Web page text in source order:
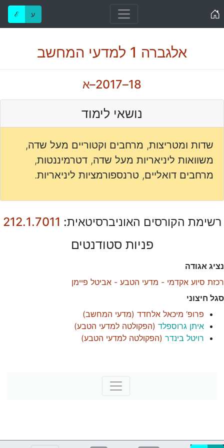
ℰ ע
אלגברה 1 למדעי המחשב
18–2017–א
נושאי לימוד
שדות ומטריצות, מרחבים וקטוריים מעל שדה,
משוואות ליניאריות מעל שדה, דטרמיננטות,
מרחבים דואליים, טרנספורמציות ליניאריות.
רשימת הקורסים האוניברסיטאית: 212.1.7011
פניות סטודנטים
נציג אגודה
רכזת סיוע אקדמי - מדעי הטבע - אביטל פיימן
סגל חיצוני
פרופ‘ מיכאל אלחדד (מדעי המחשב)
איתן גרוספלד (הפקולטה למדעי הטבע)
רויטל בינדר (הפקולטה למדעי הטבע)